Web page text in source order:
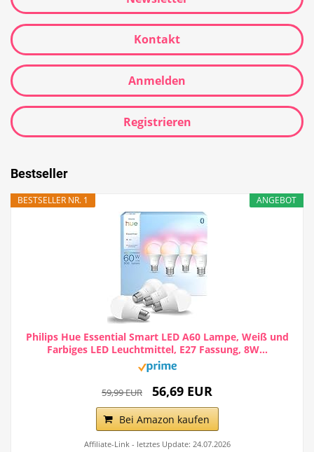
Kontakt
Anmelden
Registrieren
Bestseller
ANGEBOT
BESTSELLER NR. 1
Philips Hue Essential Smart LED A60 Lampe, Weiß und
Farbiges LED Leuchtmittel, E27 Fassung, 8W...
59,99 EUR 56,69 EUR
Bei Amazon kaufen
Affiliate-Link - letztes Update: 24.07.2026